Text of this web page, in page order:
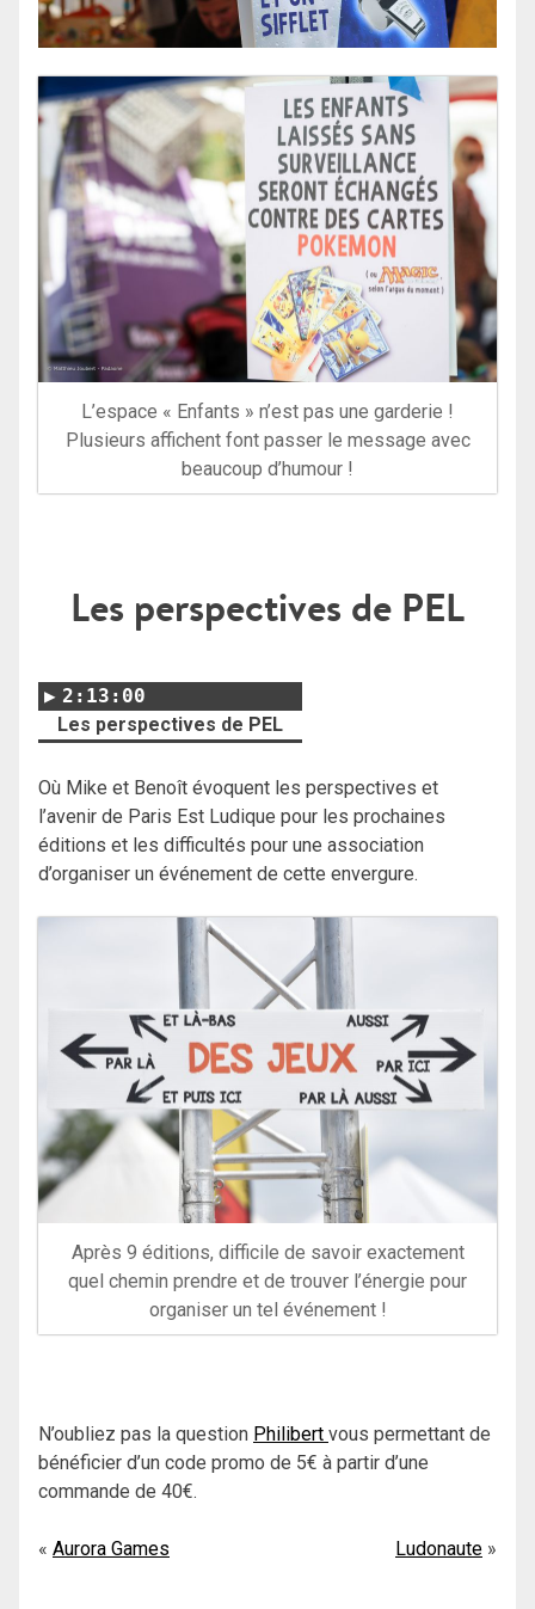
L’espace « Enfants » n’est pas une garderie !
Plusieurs affichent font passer le message avec
beaucoup d’humour !
Les perspectives de PEL
2:13:00
Les perspectives de PEL
Où Mike et Benoît évoquent les perspectives et
l’avenir de Paris Est Ludique pour les prochaines
éditions et les difficultés pour une association
d’organiser un événement de cette envergure.
Après 9 éditions, difficile de savoir exactement
quel chemin prendre et de trouver l’énergie pour
organiser un tel événement !
N’oubliez pas la question Philibert vous permettant de
bénéficier d’un code promo de 5€ à partir d’une
commande de 40€.
Navigation
Aurora Games Ludonaute